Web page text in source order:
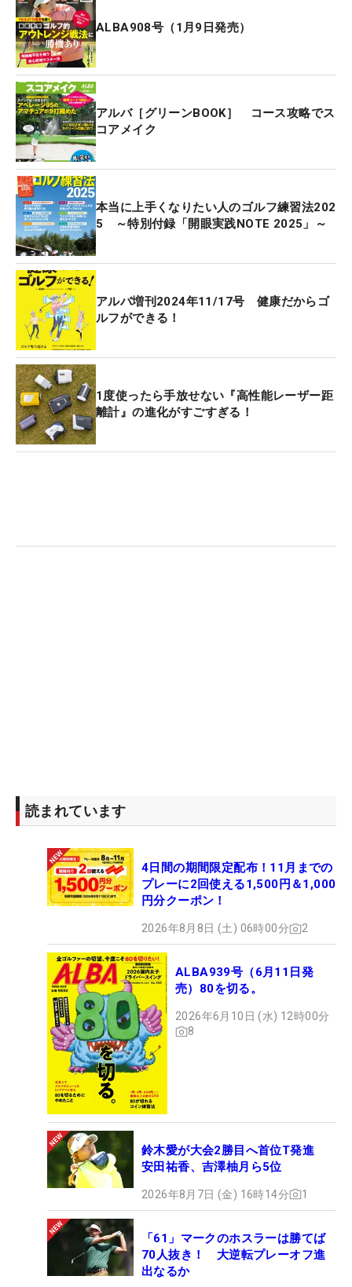
ALBA908号（1月9日発売）
アルバ［グリーンBOOK］ コース攻略でス
コアメイク
本当に上手くなりたい人のゴルフ練習法202
5 ～特別付録「開眼実践NOTE 2025」～
アルバ増刊2024年11/17号 健康だからゴ
ルフができる！
1度使ったら手放せない『高性能レーザー距
離計』の進化がすごすぎる！
読まれています
4日間の期間限定配布！11月までの
プレーに2回使える1,500円＆1,000
円分クーポン！
2026年8月8日 (土) 06時00分 2
ALBA939号（6月11日発
売）80を切る。
2026年6月10日 (水) 12時00分
8
鈴木愛が大会2勝目へ首位T発進
安田祐香、吉澤柚月ら5位
2026年8月7日 (金) 16時14分 1
「61」マークのホスラーは勝てば
70人抜き！ 大逆転プレーオフ進
出なるか